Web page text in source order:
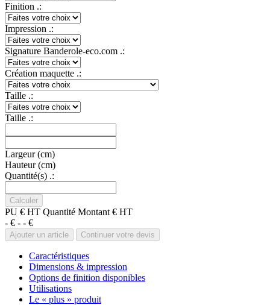
Finition .:
Impression .:
Signature Banderole-eco.com .:
Création maquette .:
Taille .:
Taille .:
Largeur (cm)
Hauteur (cm)
Quantité(s) .:
PU € HT Quantité Montant € HT
- € - - €
Caractéristiques
Dimensions & impression
Options de finition disponibles
Utilisations
Le « plus » produit